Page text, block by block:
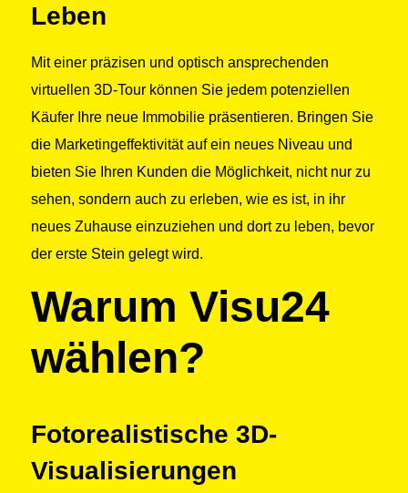
Leben
Mit einer präzisen und optisch ansprechenden
virtuellen 3D-Tour können Sie jedem potenziellen
Käufer Ihre neue Immobilie präsentieren. Bringen Sie
die Marketingeffektivität auf ein neues Niveau und
bieten Sie Ihren Kunden die Möglichkeit, nicht nur zu
sehen, sondern auch zu erleben, wie es ist, in ihr
neues Zuhause einzuziehen und dort zu leben, bevor
der erste Stein gelegt wird.
Warum Visu24
wählen?
Fotorealistische 3D-
Visualisierungen